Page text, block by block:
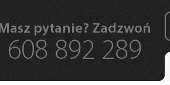
pytanie? Zadzwoń
608 892 289